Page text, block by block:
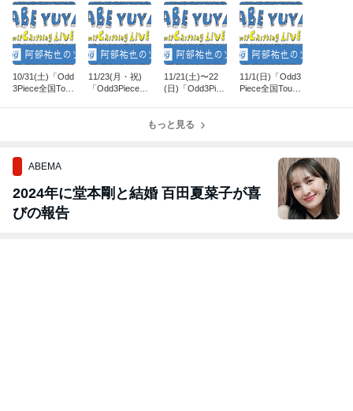
10/31(土)「Odd
3Piece全国Tou
11/23(月・祝)
「Odd3Piece全
11/21(土)〜22
(日)「Odd3Piec
11/1(日)「Odd3
Piece全国Tou
もっと見る
ABEMA
2024年に堂本剛と結婚 百田夏菜子が喜
びの報告